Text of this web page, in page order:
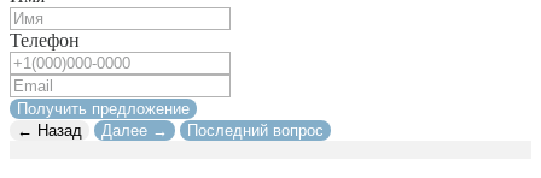
Телефон
Получить предложение
← Назад
Далее → Последний вопрос